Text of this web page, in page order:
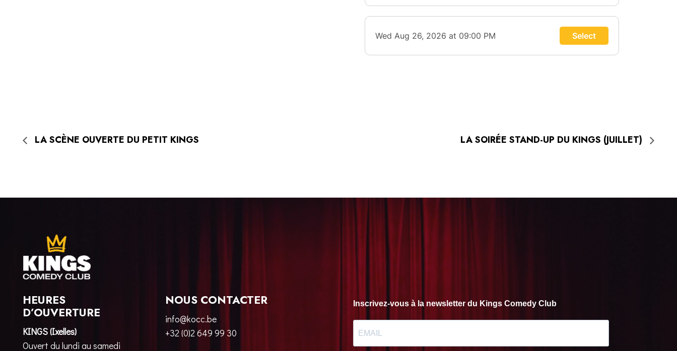
LA SCÈNE OUVERTE DU PETIT KINGS LA SOIRÉE STAND-UP DU KINGS (JUILLET)
HEURES
D’OUVERTURE
KINGS (Ixelles)
Ouvert du lundi au samedi
NOUS CONTACTER
info@kocc.be
+32 (0)2 649 99 30
Inscrivez-vous à la newsletter du Kings Comedy Club